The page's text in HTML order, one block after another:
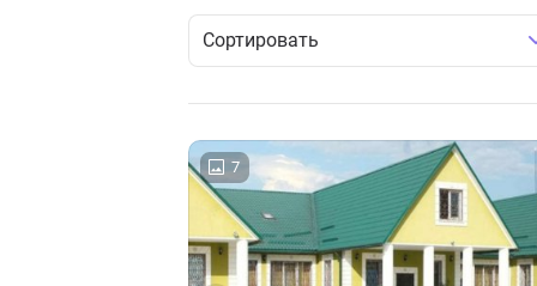
Сортировать
7